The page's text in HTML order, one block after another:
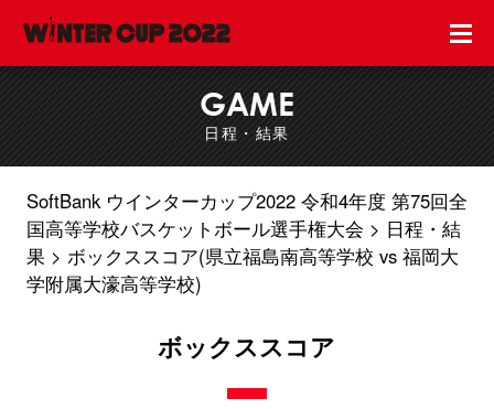
GAME
日程・結果
SoftBank ウインターカップ2022 令和4年度 第75回全
国高等学校バスケットボール選手権大会
日程・結
果
ボックススコア(県立福島南高等学校 vs 福岡大
学附属大濠高等学校)
ボックススコア